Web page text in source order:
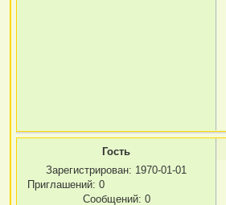
Гость
Зарегистрирован: 1970-01-01
Приглашений: 0
Сообщений: 0